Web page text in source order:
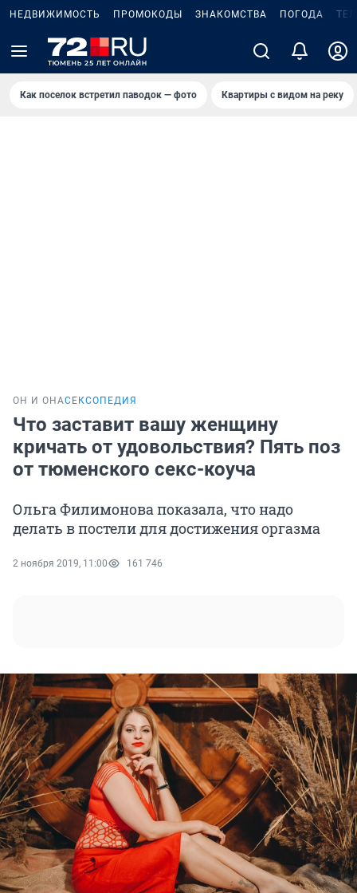
НЕДВИЖИМОСТЬ ПРОМОКОДЫ ЗНАКОМСТВА ПОГОДА
Как поселок встретил паводок — фото Квартиры с видом на реку
ОН И ОНАСЕКСОПЕДИЯ
Что заставит вашу женщину
кричать от удовольствия? Пять поз
от тюменского секс-коуча
Ольга Филимонова показала, что надо
делать в постели для достижения оргазма
2 ноября 2019, 11:00 161 746